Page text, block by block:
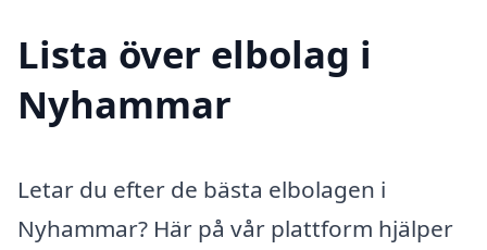
Lista över elbolag i
Nyhammar
Letar du efter de bästa elbolagen i
Nyhammar? Här på vår plattform hjälper